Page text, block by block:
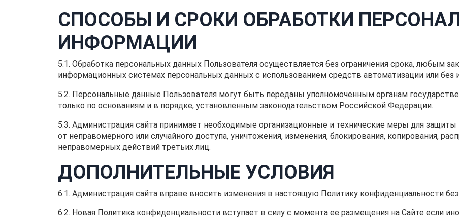
СПОСОБЫ И СРОКИ ОБРАБОТКИ
ИНФОРМАЦИИ
5.1. Обработка персональных данных Пользователя осуществляется без ограничения срока, любым
информационных системах персональных данных с использованием средств автоматизации или без
5.2. Персональные данные Пользователя могут быть переданы уполномоченным органам
только по основаниям и в порядке, установленным законодательством Российской Федерации.
5.3. Администрация сайта принимает необходимые организационные и технические меры для
от неправомерного или случайного доступа, уничтожения, изменения, блокирования, копирования,
неправомерных действий третьих лиц.
ДОПОЛНИТЕЛЬНЫЕ УСЛОВИЯ
6.1. Администрация сайта вправе вносить изменения в настоящую Политику конфиденциальности без
6.2. Новая Политика конфиденциальности вступает в силу с момента ее размещения на Сайте если